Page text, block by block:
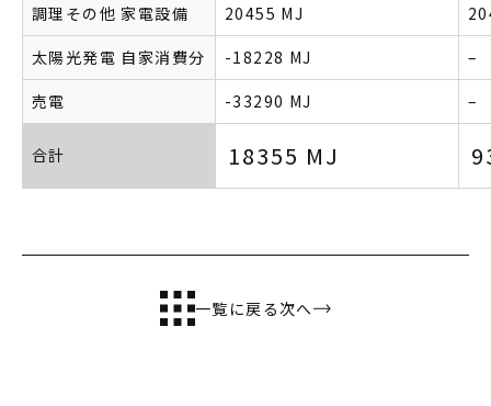
調理その他 家電設備 20455 MJ
太陽光発電 自家消費分 -18228 MJ
–
売電
-33290 MJ –
合計 18355 MJ
一覧に戻る次へ